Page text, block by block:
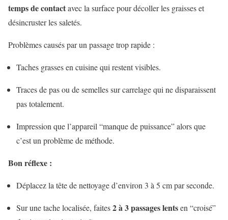
temps de contactavec la surface pour décoller les graisses et
désincruster les saletés.
Problèmes causés par un passage trop rapide :
Taches grasses en cuisine qui restent visibles.
Traces de pas ou de semelles sur carrelage qui ne disparaissent
pas totalement.
Impression que l’appareil “manque de puissance” alors que
c’est un problème de méthode.
Bon réflexe :
Déplacez la tête de nettoyage d’environ 3 à 5 cm par seconde.
Sur une tache localisée, faites2 à 3 passages lentsen “croisé”